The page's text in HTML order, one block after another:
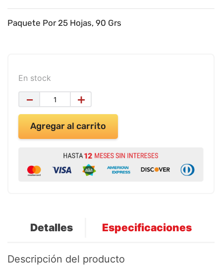
Paquete Por 25 Hojas, 90 Grs
En stock
＋
－
Agregar al carrito
Detalles Especificaciones
Descripción del producto
8.
teclado
9.
impresora